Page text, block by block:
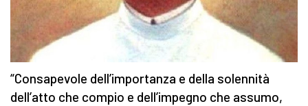
“Consapevole dell’importanza e della solennità
dell’atto che compio e dell’impegno che assumo,